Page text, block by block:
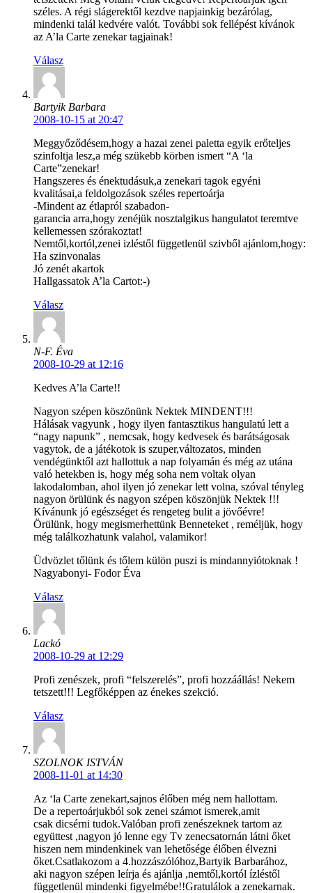
széles. A régi slágerektől kezdve napjainkig bezárólag,
mindenki talál kedvére valót. További sok fellépést kívánok
az A’la Carte zenekar tagjainak!
Válasz
Bartyik Barbara
2008-10-15 at 20:47
Meggyőződésem,hogy a hazai zenei paletta egyik erőteljes
szinfoltja lesz,a még szükebb körben ismert “A ‘la
Carte”zenekar!
Hangszeres és énektudásuk,a zenekari tagok egyéni
kvalitásai,a feldolgozások széles repertoárja
-Mindent az étlapról szabadon-
garancia arra,hogy zenéjük nosztalgikus hangulatot teremtve
kellemessen szórakoztat!
Nemtől,kortól,zenei izléstől függetlenül szivből ajánlom,hogy:
Ha szinvonalas
Jó zenét akartok
Hallgassatok A’la Cartot:-)
Válasz
N-F. Éva
2008-10-29 at 12:16
Kedves A’la Carte!!
Nagyon szépen köszönünk Nektek MINDENT!!!
Hálásak vagyunk , hogy ilyen fantasztikus hangulatú lett a
“nagy napunk” , nemcsak, hogy kedvesek és barátságosak
vagytok, de a játékotok is szuper,változatos, minden
vendégünktől azt hallottuk a nap folyamán és még az utána
való hetekben is, hogy még soha nem voltak olyan
lakodalomban, ahol ilyen jó zenekar lett volna, szóval tényleg
nagyon örülünk és nagyon szépen köszönjük Nektek !!!
Kívánunk jó egészséget és rengeteg bulit a jövőévre!
Örülünk, hogy megismerhettünk Benneteket , reméljük, hogy
még találkozhatunk valahol, valamikor!
Üdvözlet tőlünk és tőlem külön puszi is mindannyiótoknak !
Nagyabonyi- Fodor Éva
Válasz
Lackó
2008-10-29 at 12:29
Profi zenészek, profi “felszerelés”, profi hozzáállás! Nekem
tetszett!!! Legfőképpen az énekes szekció.
Válasz
SZOLNOK ISTVÁN
2008-11-01 at 14:30
Az ‘la Carte zenekart,sajnos élőben még nem hallottam.
De a repertoárjukból sok zenei számot ismerek,amit
csak dicsérni tudok.Valóban profi zenészeknek tartom az
együttest ,nagyon jó lenne egy Tv zenecsatornán látni őket
hiszen nem mindenkinek van lehetősége élőben élvezni
őket.Csatlakozom a 4.hozzászólóhoz,Bartyik Barbarához,
aki nagyon szépen leírja és ajánlja ,nemtől,kortól ízléstől
függetlenül mindenki figyelmébe!!Gratulálok a zenekarnak.